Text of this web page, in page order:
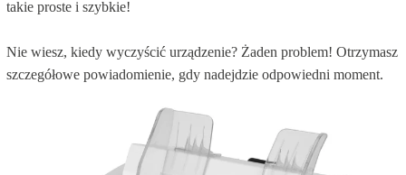
takie proste i szybkie!
Nie wiesz, kiedy wyczyścić urządzenie? Żaden problem! Otrzymasz
szczegółowe powiadomienie, gdy nadejdzie odpowiedni moment.